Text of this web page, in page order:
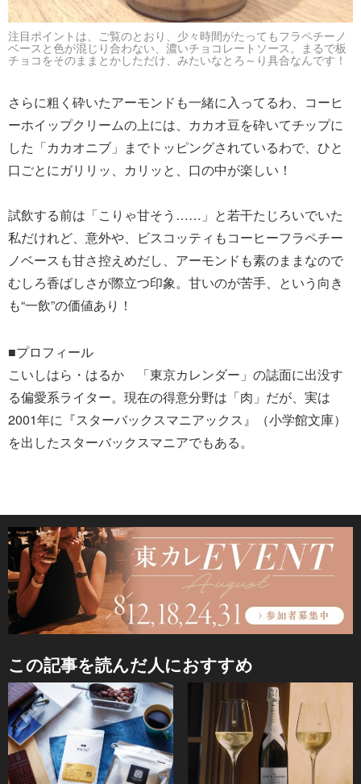
注目ポイントは、ご覧のとおり、少々時間がたってもフラペチーノ
ベースと色が混じり合わない、濃いチョコレートソース。まるで板
チョコをそのままとかしただけ、みたいなとろ～り具合なんです！
さらに粗く砕いたアーモンドも一緒に入ってるわ、コーヒ
ーホイップクリームの上には、カカオ豆を砕いてチップに
した「カカオニブ」までトッピングされているわで、ひと
口ごとにガリリッ、カリッと、口の中が楽しい！
試飲する前は「こりゃ甘そう……」と若干たじろいでいた
私だけれど、意外や、ビスコッティもコーヒーフラペチー
ノベースも甘さ控えめだし、アーモンドも素のままなので
むしろ香ばしさが際立つ印象。甘いのが苦手、という向き
も“一飲”の価値あり！
■プロフィール
こいしはら・はるか 「東京カレンダー」の誌面に出没す
る偏愛系ライター。現在の得意分野は「肉」だが、実は
2001年に『スターバックスマニアックス』（小学館文庫）
を出したスターバックスマニアでもある。
この記事を読んだ人におすすめ